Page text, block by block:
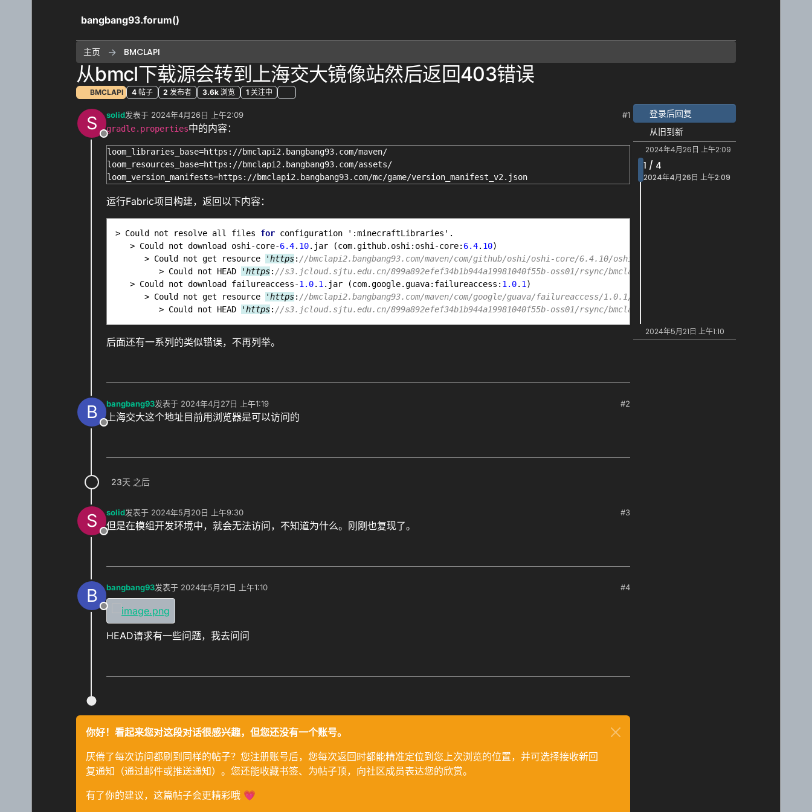
bangbang93.forum()
主页 BMCLAPI
从bmcl下载源会转到上海交大镜像站然后返回403错误
BMCLAPI 4 帖子 2 发布者 3.6k 浏览 1 关注中
S
离线
solid发表于 2024年4月26日 上午2:09
最后由 编辑
#1
gradle.properties中的内容：
loom_libraries_base=https://bmclapi2.bangbang93.com/maven/
loom_resources_base=https://bmclapi2.bangbang93.com/assets/
运行Fabric项目构建，返回以下内容：
> Could not resolve all files for configuration ':minecraftLibraries'.
   > Could not download oshi-core-
6.4. 10. jar (com.github.oshi:oshi-core: 6.4. 10)
      > Could not get resource
'https: //bmclapi2.bangbang93.com/maven/com/github/oshi/oshi-core/6.4.10/oshi-core-6.4.10.jar'.
         > Could not HEAD
'https: //s3.jcloud.sjtu.edu.cn/899a892efef34b1b944a19981040f55b-oss01/rsync/bmclapi/
   > Could not download failureaccess-
1.0. 1. jar (com.google.guava:failureaccess: 1.0. 1)
      > Could not get resource
'https: //bmclapi2.bangbang93.com/maven/com/google/guava/failureaccess/1.0.1/failureaccess-1.0.1.jar'.
         > Could not HEAD
'https: //s3.jcloud.sjtu.edu.cn/899a892efef34b1b944a19981040f55b-oss01/rsync/bmclapi/
后面还有一系列的类似错误，不再列举。
B
离线
bangbang93发表于 2024年4月27日 上午1:19
最后由 编辑
#2
上海交大这个地址目前用浏览器是可以访问的
23天 之后
S
离线
solid发表于 2024年5月20日 上午9:30
最后由 编辑
#3
但是在模组开发环境中，就会无法访问，不知道为什么。刚刚也复现了。
B
离线
bangbang93发表于 2024年5月21日 上午1:10
最后由 编辑
#4
HEAD请求有一些问题，我去问问
你好！看起来您对这段对话很感兴趣，但您还没有一个账号。
厌倦了每次访问都刷到同样的帖子？您注册账号后，您每次返回时都能精准定位到您上次浏览的位置，并可选择接收新回
复通知（通过邮件或推送通知）。您还能收藏书签、为帖子顶，向社区成员表达您的欣赏。
有了你的建议，这篇帖子会更精彩哦 💗
登录后回复
从旧到新
2024年4月26日 上午2:09
1 / 4
2024年4月26日 上午2:09
2024年5月21日 上午1:10